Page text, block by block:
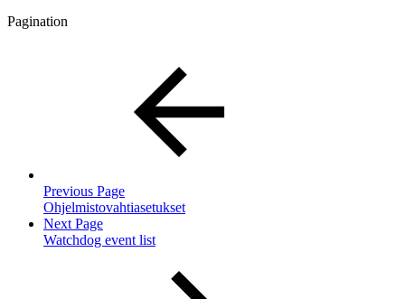
Pagination
Previous Page
Ohjelmistovahtiasetukset
Next Page
Watchdog event list